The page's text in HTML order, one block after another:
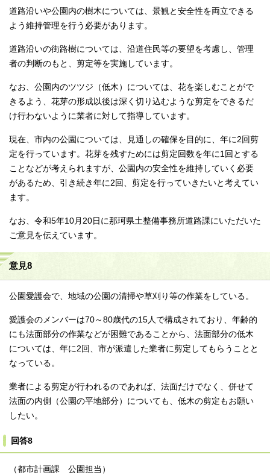
道路沿いや公園内の樹木については、景観と安全性を両立できる
よう維持管理を行う必要があります。
道路沿いの街路樹については、沿道住民等の要望を考慮し、管理
者の判断のもと、剪定等を実施しています。
なお、公園内のツツジ（低木）については、花を楽しむことがで
きるよう、花芽の形成以後は深く切り込むような剪定をできるだ
け行わないように業者に対して指導しています。
現在、市内の公園については、見通しの確保を目的に、年に2回剪
定を行っています。花芽を残すためには剪定回数を年に1回とする
ことなどが考えられますが、公園内の安全性を維持していく必要
があるため、引き続き年に2回、剪定を行っていきたいと考えてい
ます。
なお、令和5年10月20日に那珂県土整備事務所道路課にいただいた
ご意見を伝えています。
意見8
公園愛護会で、地域の公園の清掃や草刈り等の作業をしている。
愛護会のメンバーは70～80歳代の15人で構成されており、年齢的
にも法面部分の作業などが困難であることから、法面部分の低木
については、年に2回、市が派遣した業者に剪定してもらうことと
なっている。
業者による剪定が行われるのであれば、法面だけでなく、併せて
法面の内側（公園の平地部分）についても、低木の剪定もお願い
したい。
回答8
（都市計画課 公園担当）